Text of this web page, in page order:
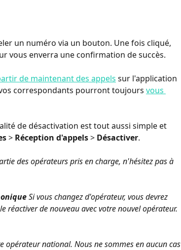
un numéro via un bouton. Une fois cliqué,
vous enverra une confirmation de succès.
de maintenant des appels sur l'application
correspondants pourront toujours vous
de désactivation est tout aussi simple et
> Réception d'appels > Désactiver.
des opérateurs pris en charge, n'hésitez pas à
Si vous changez d'opérateur, vous devrez
réactiver de nouveau avec votre nouvel opérateur.
opérateur national. Nous ne sommes en aucun cas